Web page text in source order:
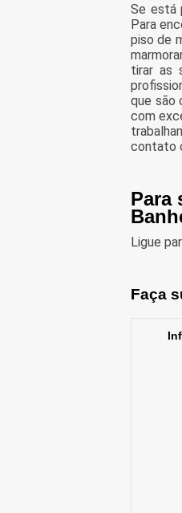
Se está
Para
piso de
tirar as
que são
com
contato
Para
Ligue
Faça